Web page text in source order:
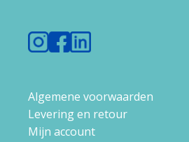
Algemene voorwaarden
Levering en retour
Mijn account